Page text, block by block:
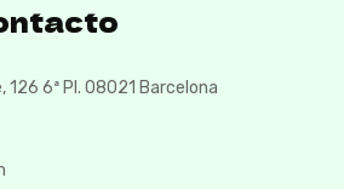
126 6ª Pl. 08021 Barcelona